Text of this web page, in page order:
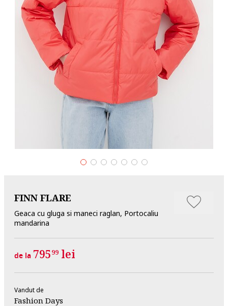
FINN FLARE
Geaca cu gluga si maneci raglan, Portocaliu
mandarina
de la 79599 lei
Vandut de
Fashion Days